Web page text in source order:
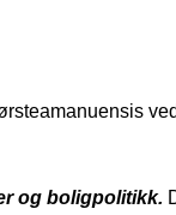
og boligpolitikk.